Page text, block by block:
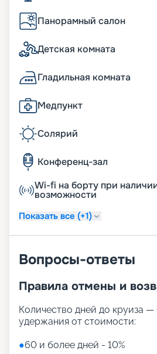
Панорамный салон
Детская комната
Гладильная комната
Медпункт
Солярий
Конференц-зал
Wi-fi на борту при
возможности
Показать все (+1)
Вопросы-ответы
Правила отмены и
Количество дней до круиза —
удержания от стоимости:
●60 и более дней - 10%